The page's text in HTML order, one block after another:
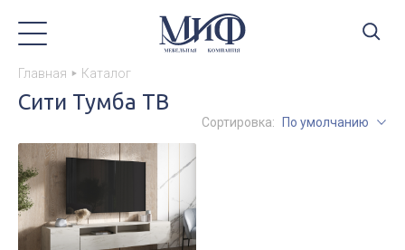
Главная Каталог
Сити Тумба ТВ
Сортировка: По умолчанию